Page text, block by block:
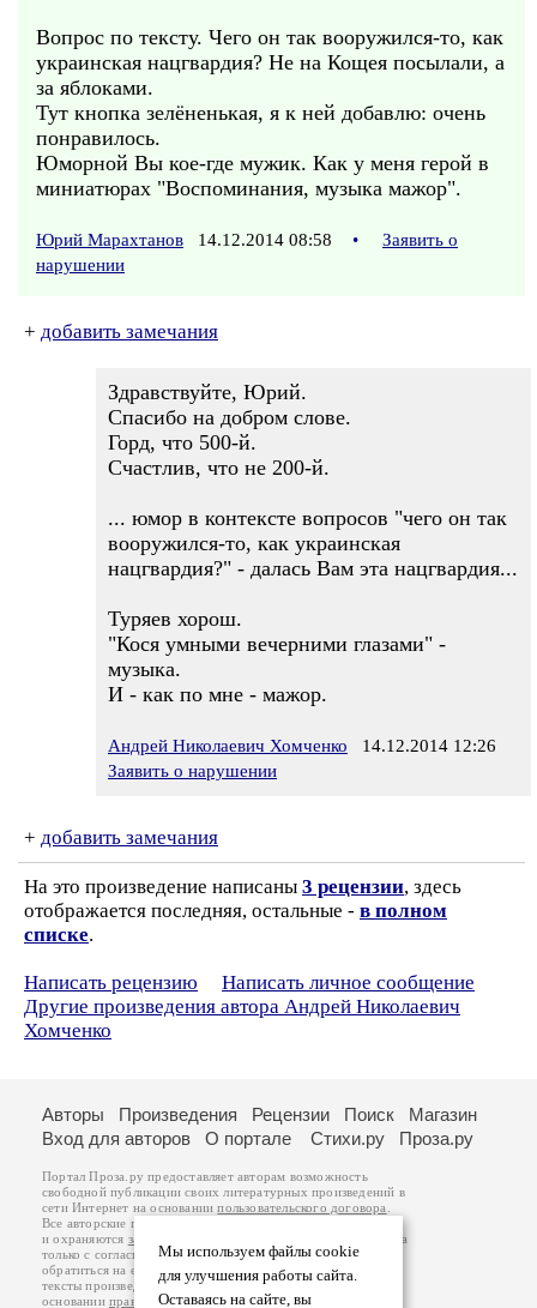
Вопрос по тексту. Чего он так вооружился-то, как
украинская нацгвардия? Не на Кощея посылали, а
за яблоками.
Тут кнопка зелёненькая, я к ней добавлю: очень
понравилось.
Юморной Вы кое-где мужик. Как у меня герой в
миниатюрах "Воспоминания, музыка мажор".
Юрий Марахтанов 14.12.2014 08:58 •
Заявить о
нарушении
+ добавить замечания
Здравствуйте, Юрий.
Спасибо на добром слове.
Горд, что 500-й.
Счастлив, что не 200-й.
... юмор в контексте вопросов "чего он так
вооружился-то, как украинская
нацгвардия?" - далась Вам эта нацгвардия...
Туряев хорош.
"Кося умными вечерними глазами" -
музыка.
И - как по мне - мажор.
Андрей Николаевич Хомченко 14.12.2014 12:26
Заявить о нарушении
+ добавить замечания
На это произведение написаны 3 рецензии, здесь
отображается последняя, остальные - в полном
списке.
Написать рецензию
Написать личное сообщение
Другие произведения автора Андрей Николаевич
Хомченко
Мы используем файлы cookie
для улучшения работы сайта.
Оставаясь на сайте, вы
Авторы Произведения Рецензии Поиск
Магазин
Вход для авторов
О портале Стихи.ру Проза.ру
Портал Проза.ру предоставляет авторам возможность
свободной публикации своих литературных произведений в
сети Интернет на основаниипользовательского договора
Все авторские права на произведения принадлежат авторам
и охраняются законом
. Перепечатка произведений возможна
только с согласия его автора, к которому вы можете
обратиться на его авторской странице. Ответственность за
тексты произведений авторы несут самостоятельно на
основанииправил публикацииизаконодательства